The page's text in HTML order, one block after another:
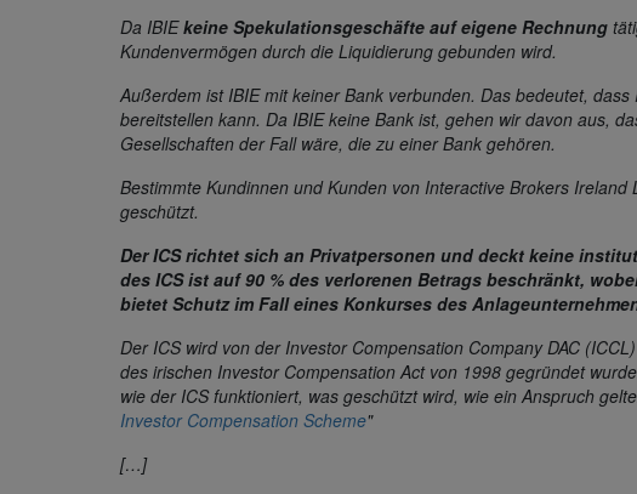
Da IBIEkeine Spekulationsgeschäfte auf eigene Rechnung
Kundenvermögen durch die Liquidierung gebunden wird.
Außerdem ist IBIE mit keiner Bank verbunden. Das bedeutet,
bereitstellen kann. Da IBIE keine Bank ist, gehen wir davon aus,
Gesellschaften der Fall wäre, die zu einer Bank gehören.
Bestimmte Kundinnen und Kunden von Interactive Brokers Ireland
geschützt.
Der ICS richtet sich an Privatpersonen und deckt keine
des ICS ist auf 90 % des verlorenen Betrags beschränkt,
bietet Schutz im Fall eines Konkurses des
Der ICS wird von der Investor Compensation Company DAC
des irischen Investor Compensation Act von 1998 gegründet
wie der ICS funktioniert, was geschützt wird, wie ein Anspruch
Investor Compensation Scheme"
[…]